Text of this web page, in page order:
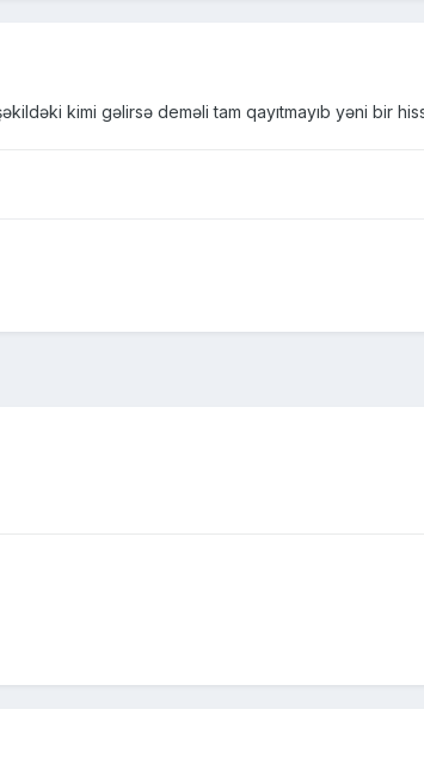
kimi gəlirsə deməli tam qayıtmayıb yəni bir